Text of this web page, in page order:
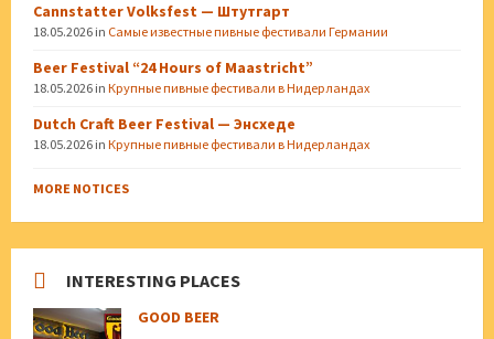
Cannstatter Volksfest — Штутгарт
18.05.2026 in Самые известные пивные фестивали Германии
Beer Festival “24 Hours of Maastricht”
18.05.2026 in Крупные пивные фестивали в Нидерландах
Dutch Craft Beer Festival — Энсхеде
18.05.2026 in Крупные пивные фестивали в Нидерландах
MORE NOTICES
INTERESTING PLACES
GOOD BEER